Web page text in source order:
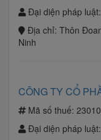
Đại diện pháp luật:
Địa chỉ: Thôn
Ninh
CÔNG TY CỔ
Mã số thuế:
Đại diện pháp luật: